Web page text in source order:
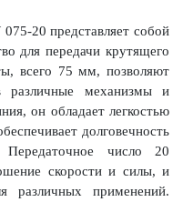
20 представляет собой
для передачи крутящего
всего 75 мм, позволяют
различные механизмы и
он обладает легкостью
долговечность
число 20
скорости и силы, и
различных применений.